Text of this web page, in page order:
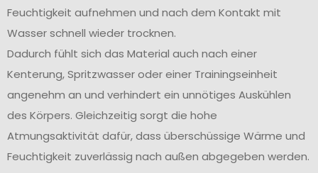
Feuchtigkeit aufnehmen und nach dem Kontakt mit
Wasser schnell wieder trocknen.
Dadurch fühlt sich das Material auch nach einer
Kenterung, Spritzwasser oder einer Trainingseinheit
angenehm an und verhindert ein unnötiges Auskühlen
des Körpers. Gleichzeitig sorgt die hohe
Atmungsaktivität dafür, dass überschüssige Wärme und
Feuchtigkeit zuverlässig nach außen abgegeben werden.